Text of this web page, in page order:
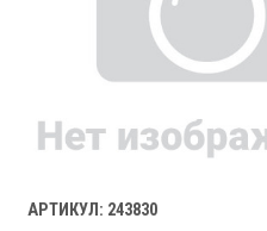
АРТИКУЛ: 243830